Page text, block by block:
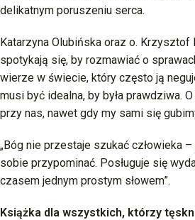
delikatnym poruszeniu serca.
Katarzyna Olubińska oraz o. Krzysztof
spotykają się, by rozmawiać o
wierze w świecie, który często ją
musi być idealna, by była prawdziwa.
przy nas, nawet gdy my sami się
„Bóg nie przestaje szukać człowieka
sobie przypominać. Posługuje się
czasem jednym prostym słowem”.
Książka dla wszystkich, którzy